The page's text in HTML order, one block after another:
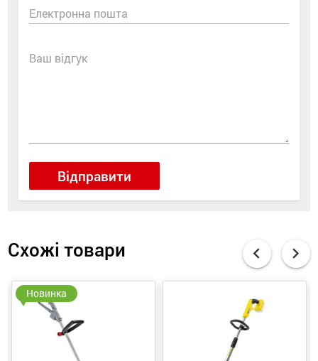
Електронна пошта
Ваш відгук
Відправити
Схожі товари chevron_left
Новинка
chevron_right